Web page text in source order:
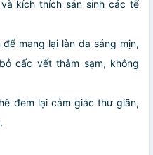
kích thích sản sinh các tế
mang lại làn da sáng mịn,
cấc vết thâm sạm, không
đem lại cảm giác thư giãn,